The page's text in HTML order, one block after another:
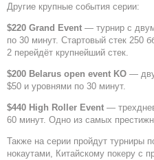
Другие крупные события серии:
$220 Grand Event — турнир с
по 30 минут. Стартовый стек 250
2 перейдёт крупнейший стек.
$200 Belarus open event KO —
$50 и уровнями по 30 минут.
$440 High Roller Event —
60 минут. Одно из самых
Также на серии пройдут турниры
нокаутами, Китайскому покеру с